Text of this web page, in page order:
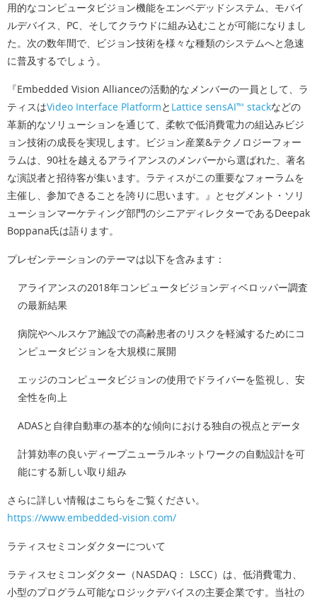
用的なコンピュータビジョン機能をエンベデッドシステム、モバイ
ルデバイス、PC、そしてクラウドに組み込むことが可能になりまし
た。次の数年間で、ビジョン技術を様々な種類のシステムへと急速
に普及するでしょう。
『Embedded Vision Allianceの活動的なメンバーの一員として、ラ
ティスはVideo Interface Platformと Lattice sensAI™ stackなどの
革新的なソリューションを通じて、柔軟で低消費電力の組込みビジ
ョン技術の成長を実現します。ビジョン産業&テクノロジーフォー
ラムは、90社を越えるアライアンスのメンバーから選ばれた、著名
な演説者と招待客が集います。ラティスがこの重要なフォーラムを
主催し、参加できることを誇りに思います。』とセグメント・ソリ
ューションマーケティング部門のシニアディレクターであるDeepak
Boppana氏は語ります。
プレゼンテーションのテーマは以下を含みます：
アライアンスの2018年コンピュータビジョンディベロッパー調査
の最新結果
病院やヘルスケア施設での高齢患者のリスクを軽減するためにコ
ンピュータビジョンを大規模に展開
エッジのコンピュータビジョンの使用でドライバーを監視し、安
全性を向上
ADASと自律自動車の基本的な傾向における独自の視点とデータ
計算効率の良いディープニューラルネットワークの自動設計を可
能にする新しい取り組み
さらに詳しい情報はこちらをご覧ください。
https://www.embedded-vision.com/
ラティスセミコンダクターについて
ラティスセミコンダクター（NASDAQ： LSCC）は、低消費電力、
小型のプログラム可能なロジックデバイスの主要企業です。当社の